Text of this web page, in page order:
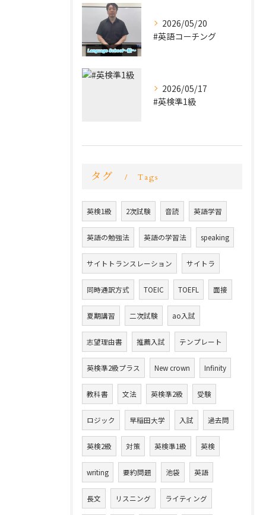
2026/05/20
#英語コーチング
2026/05/17
#英検準1級
タグ Tags
英検1級 2次試験 音読 英語学習
英語の勉強法 英語の学習法 speaking
サイトトランスレーション サイトラ
同時通訳方式 TOEIC TOEFL 面接
夏期講習 二次試験 ao入試
志望理由書 推薦入試 テンプレート
英検準2級プラス New crown Infinity
教科書 文法 英検準2級 受験
ロジック 早稲田大学 入試 過去問
英検2級 対策 英検準1級 英検
writing 要約問題 池袋 英語
長文 リスニング ライティング